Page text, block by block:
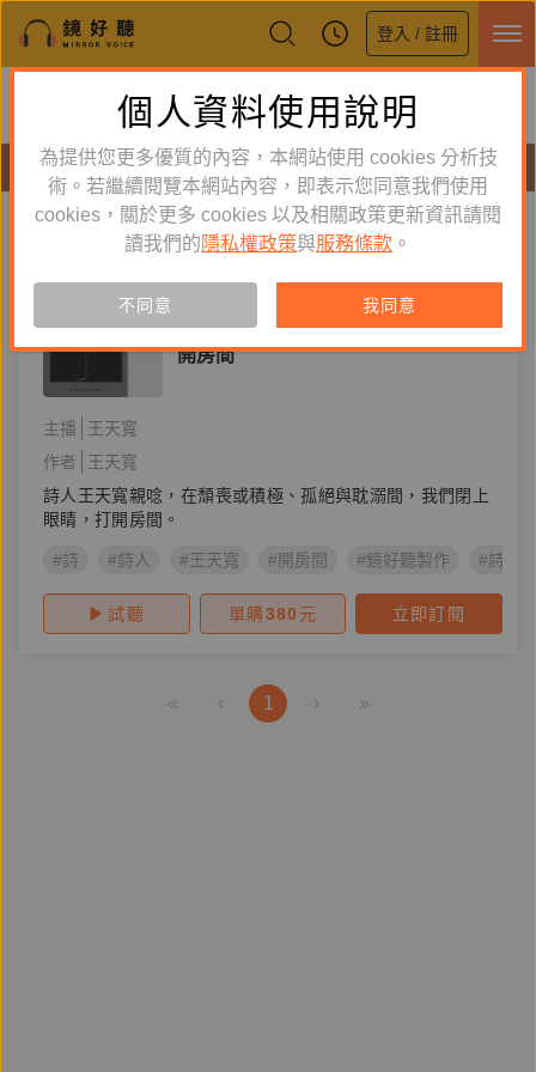
登入 / 註冊
鏡好聽全新APP上線
體驗全面升級，即刻下載
有聲書
開房間 新到舊 舊到新
有聲書
開房間
主播
王天寬
作者
王天寬
詩人王天寬親唸，在頹喪或積極、孤絕與耽溺間，我們閉上
眼睛，打開房間。
#詩 #詩人 #王天寬 #開房間 #鏡好聽製作 #詩人
試聽 單購380 元 立即訂閱
« ‹ 1 › »
個人資料使用說明
為提供您更多優質的內容，本網站使用 cookies 分析技
術。若繼續閱覽本網站內容，即表示您同意我們使用
cookies，關於更多 cookies 以及相關政策更新資訊請閱
讀我們的 隱私權政策與服務條款 。
不同意 我同意